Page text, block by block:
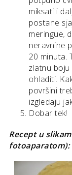
miksati i
postane
meringue,
neravnine
20 minuta.
zlatnu
ohladiti.
površini
izgledaju
Dobar tek!
Recept u
fotoaparatom):